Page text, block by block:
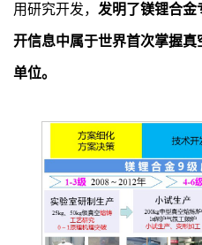
用研究开发， 发明了镁锂合金
开信息中属于世界首次掌握
单位。